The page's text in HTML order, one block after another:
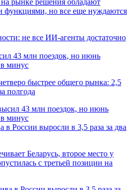
рынке решения обладают
функциями, но все еще нуждаются
43 млн поездок, но июнь
минус
быстрее общего рынка: 2,5
полгода
России выросли в 3,5 раза за два
Беларусь, второе место у
с третьей позиции на